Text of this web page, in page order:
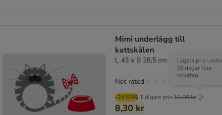
Mimi underlägg till
kattskålen
L 43 x B 28,5 cm
-24.55%Tidigare pris 11,00 kr
Lägsta pris under
30 dagar före
rabatten
8,30 kr
Not rated